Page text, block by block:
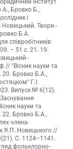
інститут
Бровко Б.,
і
Новицький. Твори.-
Б.А.
співробітників
– 51 с. 21. 19.
-
// "Вісник науки та
20. Бровко Б.А.,
Г.І.
Випуск № 6(12).
науки та
22. Бровко Б.А.,
члена-
Я.П. Новицького //
С. 1124–1141.
фольклорно-